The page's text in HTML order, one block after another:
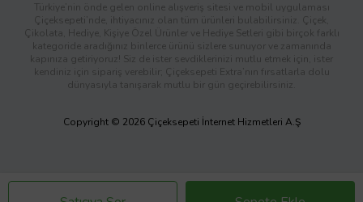
Türkiye’nin önde gelen online alışveriş sitesi ve mobil uygulaması
Çiçeksepeti’nde, ihtiyacınız olan tüm ürünleri bulabilirsiniz. Çiçek,
Çikolata, Hediye, Kişiye Özel Ürünler ve Hediye Setleri gibi birçok farklı
kategoride aradığınız binlerce ürünü sizlere sunuyor ve zamanında
kapınıza getiriyoruz! Siz de ister sevdiklerinizi mutlu etmek için, ister
kendiniz için sipariş verebilir; Çiçeksepeti Extra’nın fırsatlarla dolu
dünyasıyla tanışarak mutlu bir gün geçirebilirsiniz.
Copyright © 2026 Çiçeksepeti İnternet Hizmetleri A.Ş